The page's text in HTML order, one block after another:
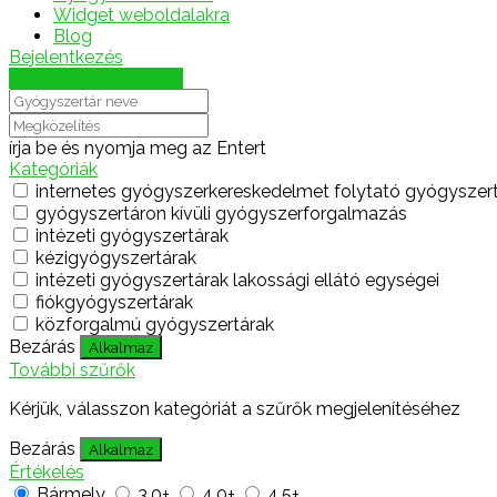
Widget weboldalakra
Blog
Bejelentkezés
írja be és nyomja meg az Entert
Kategóriák
internetes gyógyszerkereskedelmet folytató
gyógyszertáron kívüli gyógyszerforgalmazás
intézeti gyógyszertárak
kézigyógyszertárak
intézeti gyógyszertárak lakossági ellátó egységei
fiókgyógyszertárak
közforgalmú gyógyszertárak
Bezárás
Alkalmaz
További szűrők
Kérjük, válasszon kategóriát a szűrők megjelenítéséhez
Bezárás
Alkalmaz
Értékelés